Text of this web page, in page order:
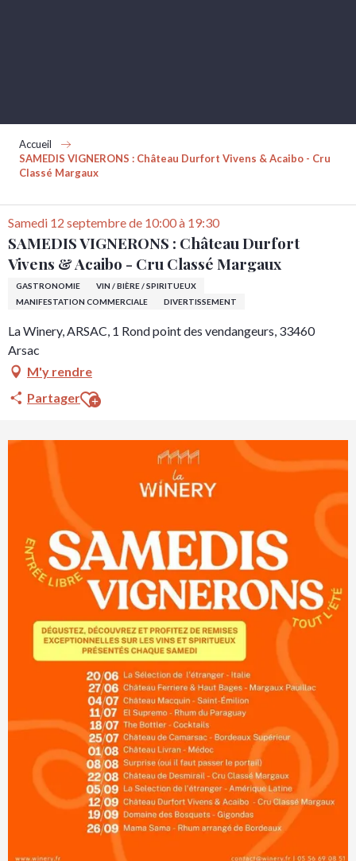
Accueil
SAMEDIS VIGNERONS : Château Durfort Vivens & Acaibo - Cru
Classé Margaux
Samedi 12 septembre de 10:00 à 19:30
SAMEDIS VIGNERONS : Château Durfort
Vivens & Acaibo - Cru Classé Margaux
GASTRONOMIE
VIN / BIÈRE / SPIRITUEUX
MANIFESTATION COMMERCIALE
DIVERTISSEMENT
La Winery, ARSAC, 1 Rond point des vendangeurs, 33460
Arsac
M'y rendre
PartagerAjouter aux favoris